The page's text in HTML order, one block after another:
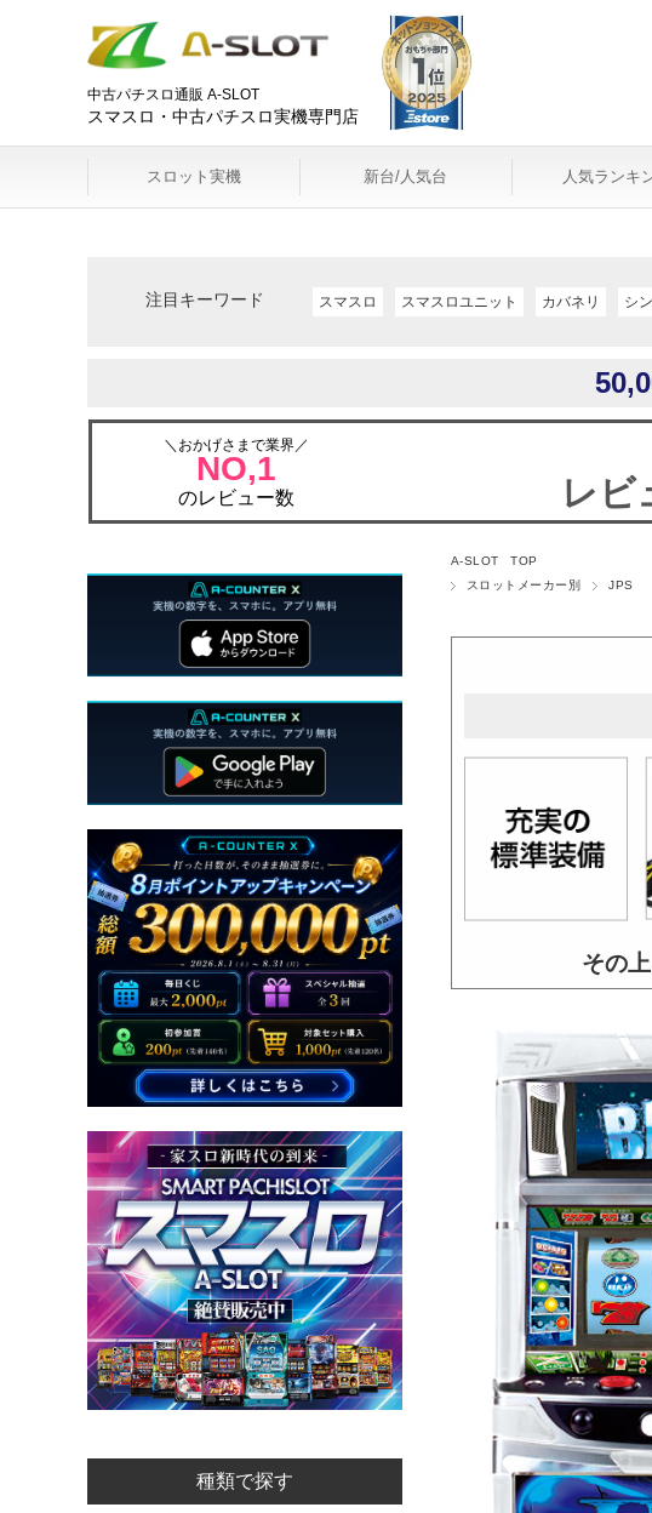
中古パチスロ通販 A-SLOT
スマスロ・中古パチスロ実機専門店
スロット実機 新台/人気台 人気ランキ
注目キーワード スマスロ スマスロユニット カバネリ シ
＼おかげさまで業界／
NO,1
のレビュー数 レビ
A-SLOT TOP
スロットメーカー別
JPS
その
種類で探す